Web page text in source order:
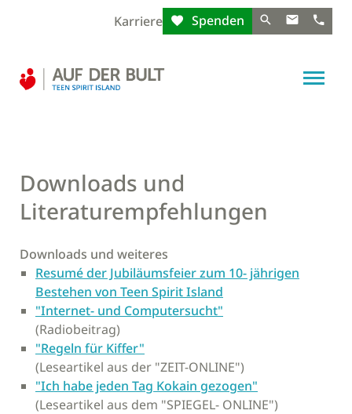
Karriere Spenden
Downloads und
Literaturempfehlungen
Downloads und weiteres
Resumé der Jubiläumsfeier zum 10- jährigen
Bestehen von Teen Spirit Island
"Internet- und Computersucht"
(Radiobeitrag)
"Regeln für Kiffer"
(Leseartikel aus der "ZEIT-ONLINE")
"Ich habe jeden Tag Kokain gezogen"
(Leseartikel aus dem "SPIEGEL- ONLINE")